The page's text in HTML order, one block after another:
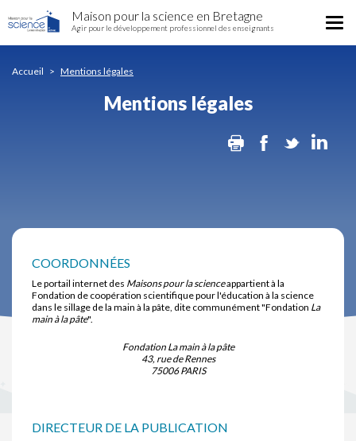
Mentions
légales
au
Maison pour la science en Bretagne
Agir pour le développement professionnel des enseignants
Accueil Mentions légales
Mentions légales
Print Facebook
Twitter
COORDONNÉES
Le portail internet des Maisons pour la scienceappartient à la
Fondation de coopération scientifique pour l'éducation à la science
dans le sillage de la main à la pâte, dite communément "Fondation La
main à la pâte".
Fondation La main à la pâte
43, rue de Rennes
75006 PARIS
DIRECTEUR DE LA PUBLICATION